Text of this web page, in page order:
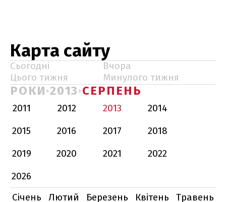
Карта сайту
Сьогодні
Вчора
Цього тижня
Минулого тижня
РОКИ 2013 СЕРПЕНЬ
2011 2012 2013
2014
2015
2016 2017
2018
2019
2020 2021
2022
2026
Січень
Лютий Березень Квітень
Травень